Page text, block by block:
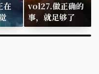
在
vol27.做正确的
事，就足够了